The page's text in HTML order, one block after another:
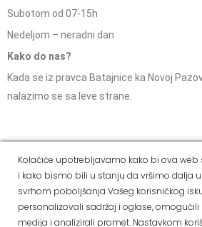
Subotom od 07-15h
Nedeljom – neradni dan
Kako do nas?
Kada se iz pravca Batajnice ka Novoj
nalazimo se sa leve strane.
Dostava i
način
plaćanja
Politika
privatnosti
Kako
kupiti
Social Media
Kolačiće upotrebljavamo kako bi ova
i kako bismo bili u stanju da vršimo dalja
svrhom poboljšanja Vašeg korisničkog
personalizovali sadržaj i oglase,
medija i analizirali promet. Nastavkom